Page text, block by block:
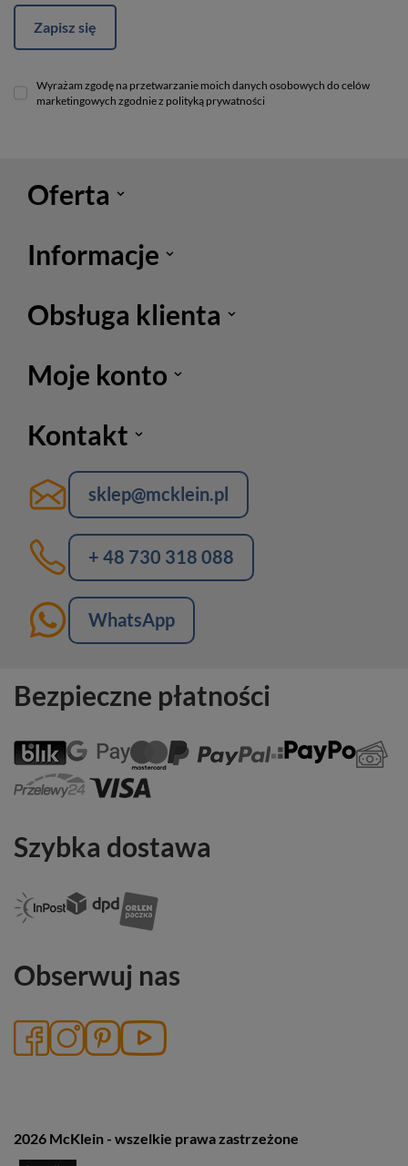
Zapisz się
Wyrażam zgodę na przetwarzanie moich danych osobowych do celów
marketingowych zgodnie z polityką prywatności
Oferta
Informacje
Obsługa klienta
Moje konto
Kontakt
sklep@mcklein.pl
+ 48 730 318 088
WhatsApp
Bezpieczne płatności
Szybka dostawa
Obserwuj nas
2026 McKlein - wszelkie prawa zastrzeżone